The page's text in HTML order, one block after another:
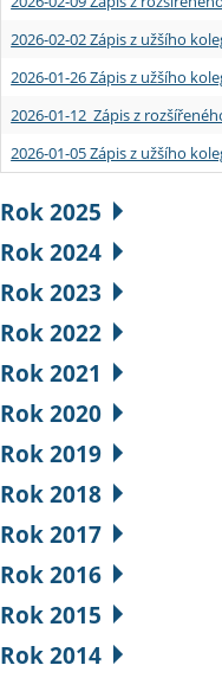
2026-02-02 Zápis z užšího
2026-01-26 Zápis z užšího
2026-01-12 Zápis z
2026-01-05 Zápis z užšího
Rok 2025
Rok 2024
Rok 2023
Rok 2022
Rok 2021
Rok 2020
Rok 2019
Rok 2018
Rok 2017
Rok 2016
Rok 2015
Rok 2014